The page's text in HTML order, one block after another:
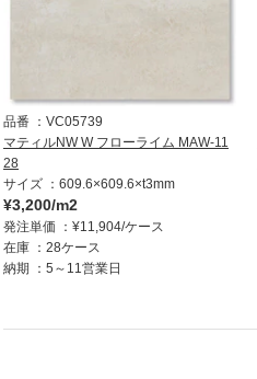
品番
VC05739
マティルNW W フローライム MAW-11
28
サイズ
609.6×609.6×t3mm
¥3,200/m2
発注単価
¥11,904/ケース
在庫
28ケース
納期
5～11営業日